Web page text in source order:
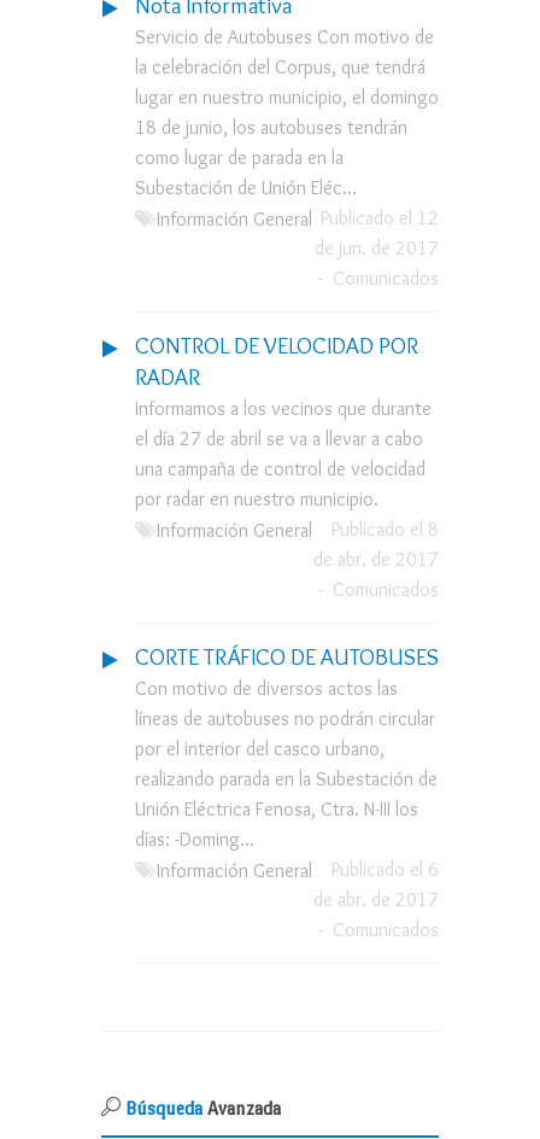
Servicio de Autobuses Con motivo de
la celebración del Corpus, que tendrá
lugar en nuestro municipio, el domingo
18 de junio, los autobuses tendrán
como lugar de parada en la
Subestación de Unión Eléc...
Información General
Publicado el 12
de jun. de 2017
- Comunicados
CONTROL DE VELOCIDAD POR
RADAR
Informamos a los vecinos que durante
el día 27 de abril se va a llevar a cabo
una campaña de control de velocidad
por radar en nuestro municipio.
Información General
Publicado el 8
de abr. de 2017
- Comunicados
CORTE TRÁFICO DE AUTOBUSES
Con motivo de diversos actos las
líneas de autobuses no podrán circular
por el interior del casco urbano,
realizando parada en la Subestación de
Unión Eléctrica Fenosa, Ctra. N-III los
días: -Doming...
Información General
Publicado el 6
de abr. de 2017
- Comunicados
Búsqueda Avanzada